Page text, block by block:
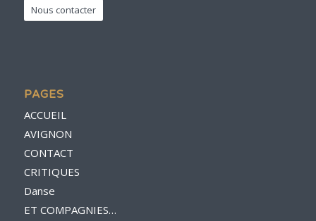
Nous contacter
PAGES
ACCUEIL
AVIGNON
CONTACT
CRITIQUES
Danse
ET COMPAGNIES…